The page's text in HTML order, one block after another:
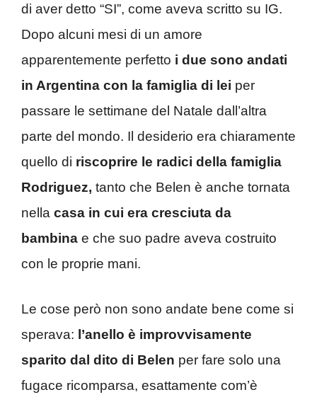
di aver detto “SI”, come aveva scritto su IG.
Dopo alcuni mesi di un amore
apparentemente perfetto i due sono andati
in Argentina con la famiglia di lei per
passare le settimane del Natale dall’altra
parte del mondo. Il desiderio era chiaramente
quello di riscoprire le radici della famiglia
Rodriguez, tanto che Belen è anche tornata
nella casa in cui era cresciuta da
bambina e che suo padre aveva costruito
con le proprie mani.
Le cose però non sono andate bene come si
sperava: l’anello è improvvisamente
sparito dal dito di Belen per fare solo una
fugace ricomparsa, esattamente com’è